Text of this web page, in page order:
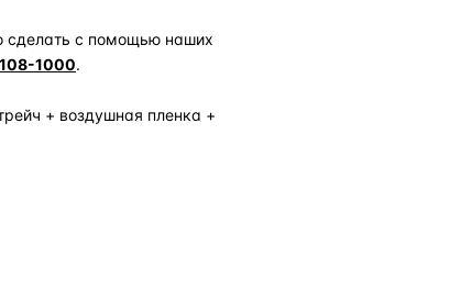
сделать с помощью наших
1000.
+ воздушная пленка +